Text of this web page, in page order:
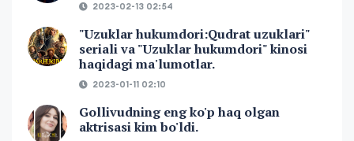
2023-02-13 02:54
"Uzuklar hukumdori:Qudrat uzuklari"
seriali va "Uzuklar hukumdori" kinosi
haqidagi ma'lumotlar.
2023-01-11 02:10
Gollivudning eng ko'p haq olgan
aktrisasi kim bo'ldi.